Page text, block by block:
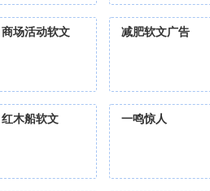
商场活动软文 减肥软文广告
红木船软文 一鸣惊人